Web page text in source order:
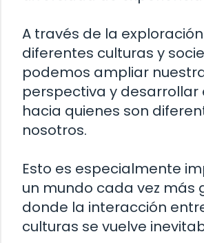
A través de la
diferentes culturas y
podemos ampliar
perspectiva y
hacia quienes son
nosotros.
Esto es especialmente
un mundo cada vez más
donde la interacción
culturas se vuelve